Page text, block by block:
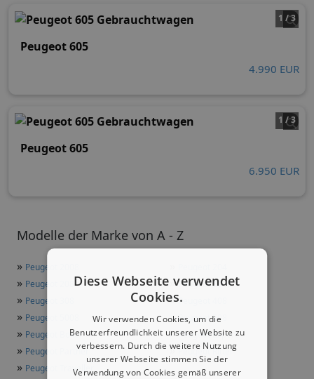
Modelle der Marke von A - Z
» Peugeot 2008
» Peugeot 208 »Peugeot 3008
» Peugeot 308 »Peugeot 408
» Peugeot 5008 »Peugeot 508
» Peugeot Boxer »Peugeot Expert
» Peugeot Partner »Peugeot Rifter
» Peugeot Traveller
1 / 3
Peugeot 605
4.990 EUR
1 / 3
Peugeot 605
6.950 EUR
Diese Webseite verwendet
Cookies.
Wir verwenden Cookies, um die
Benutzerfreundlichkeit unserer Website zu
verbessern. Durch die weitere Nutzung
unserer Webseite stimmen Sie der
Verwendung von Cookies gemäß unserer